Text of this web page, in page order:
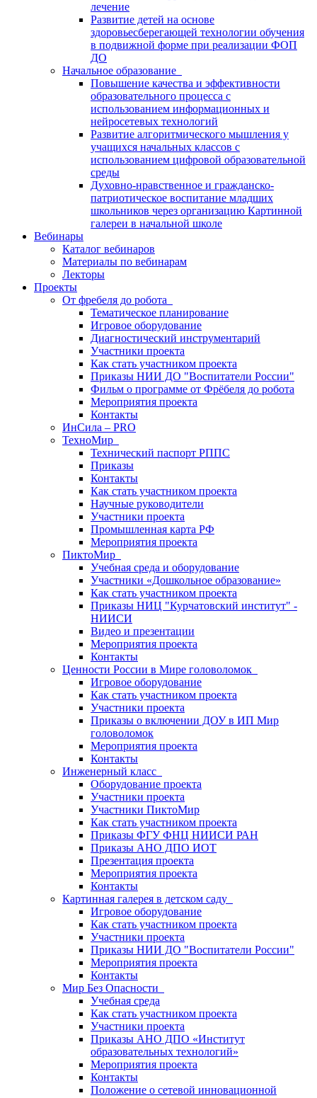
лечение
Развитие детей на основе
здоровьесберегающей технологии обучения
в подвижной форме при реализации ФОП
ДО
Начальное образование
Повышение качества и эффективности
образовательного процесса с
использованием информационных и
нейросетевых технологий
Развитие алгоритмического мышления у
учащихся начальных классов с
использованием цифровой образовательной
среды
Духовно-нравственное и гражданско-
патриотическое воспитание младших
школьников через организацию Картинной
галереи в начальной школе
Вебинары
Каталог вебинаров
Материалы по вебинарам
Лекторы
Проекты
От фребеля до робота
Тематическое планирование
Игровое оборудование
Диагностический инструментарий
Участники проекта
Как стать участником проекта
Приказы НИИ ДО "Воспитатели России"
Фильм о программе от Фрёбеля до робота
Мероприятия проекта
Контакты
ИнСила – PRO
ТехноМир
Технический паспорт РППС
Приказы
Контакты
Как стать участником проекта
Научные руководители
Участники проекта
Промышленная карта РФ
Мероприятия проекта
ПиктоМир
Учебная среда и оборудование
Участники «Дошкольное образование»
Как стать участником проекта
Приказы НИЦ "Курчатовский институт" -
НИИСИ
Видео и презентации
Мероприятия проекта
Контакты
Ценности России в Мире головоломок
Игровое оборудование
Как стать участником проекта
Участники проекта
Приказы о включении ДОУ в ИП Мир
головоломок
Мероприятия проекта
Контакты
Инженерный класс
Оборудование проекта
Участники проекта
Участники ПиктоМир
Как стать участником проекта
Приказы ФГУ ФНЦ НИИСИ РАН
Приказы АНО ДПО ИОТ
Презентация проекта
Мероприятия проекта
Контакты
Картинная галерея в детском саду
Игровое оборудование
Как стать участником проекта
Участники проекта
Приказы НИИ ДО "Воспитатели России"
Мероприятия проекта
Контакты
Мир Без Опасности
Учебная среда
Как стать участником проекта
Участники проекта
Приказы АНО ДПО «Институт
образовательных технологий»
Мероприятия проекта
Контакты
Положение о сетевой инновационной